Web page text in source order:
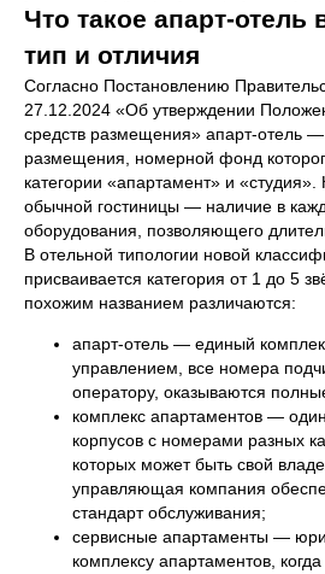
Что такое апарт-отель
тип и отличия
Согласно Постановлению
27.12.2024 «Об утверждении
средств размещения» апарт-отель —
размещения, номерной фонд
категории «апартамент» и
обычной гостиницы — наличие в
оборудования, позволяющего
В отельной типологии новой
присваивается категория от 1 до 5
похожим названием различаются:
апарт-отель — единый
управлением, все номера
оператору, оказываются
комплекс апартаментов —
корпусов с номерами разных
которых может быть свой
управляющая компания
стандарт обслуживания;
сервисные апартаменты —
комплексу апартаментов,